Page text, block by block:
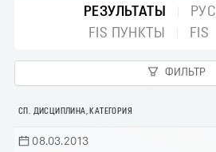
РЕЗУЛЬТАТЫ
FIS ПУНКТЫ
FIS
ФИЛЬТР
СП. ДИСЦИПЛИНА, КАТЕГОРИЯ
08.03.2013